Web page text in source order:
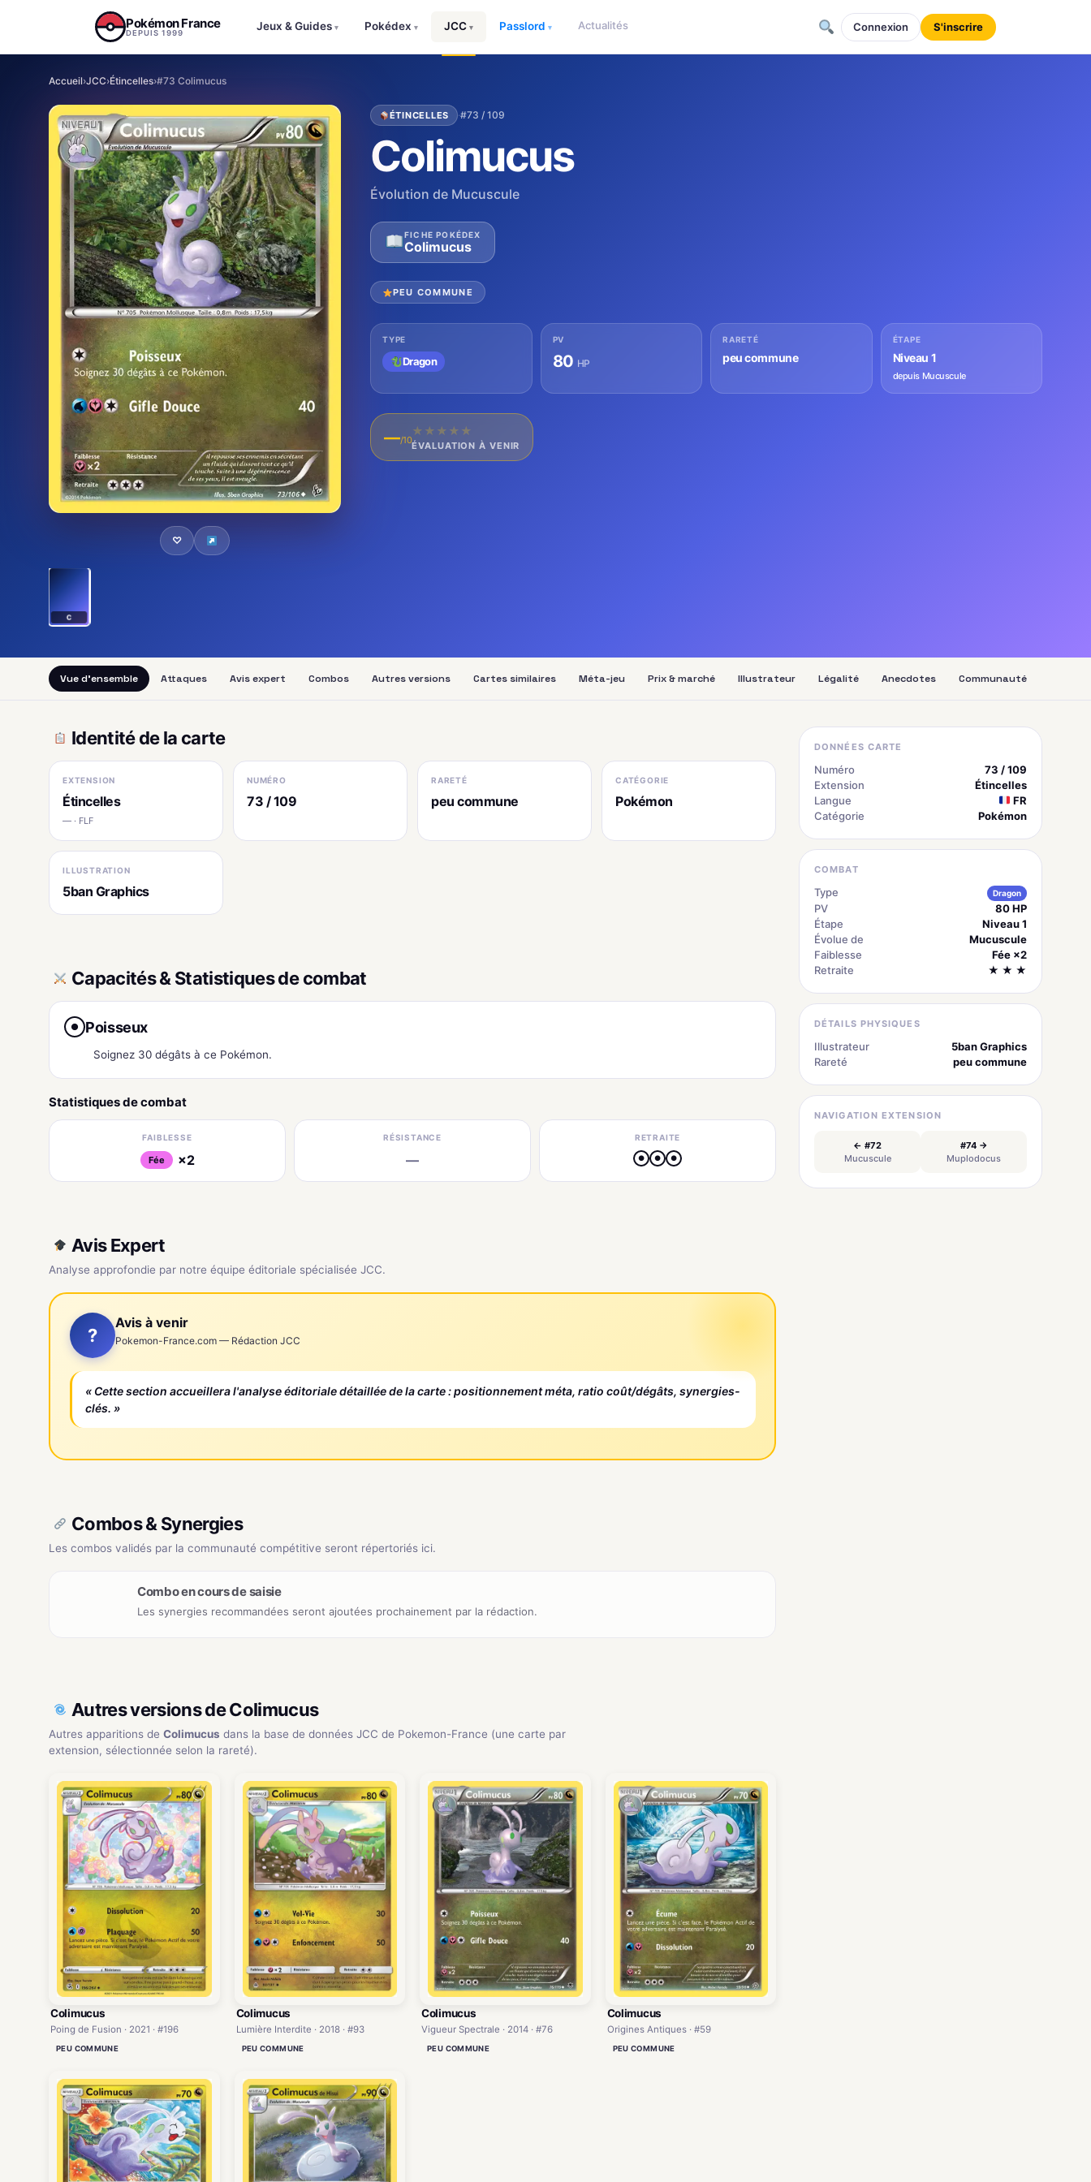
Pokémon France
DEPUIS 1999
Jeux & Guides ▾ Pokédex ▾ JCC ▾ Passlord ▾ Actualités Connexion S'inscrire
Accueil›JCC›Étincelles›#73 Colimucus
♡
C
ÉTINCELLES ·#73 / 109
Colimucus
Évolution de Mucuscule
FICHE POKÉDEX
Colimucus
PEU COMMUNE
TYPE
Dragon
PV
80 HP
RARETÉ
peu commune
ÉTAPE
Niveau 1
depuis Mucuscule
—/10
★ ★ ★ ★ ★
ÉVALUATION À VENIR
Vue d'ensemble Attaques Avis expert Combos Autres versions Cartes similaires Méta-jeu Prix & marché Illustrateur Légalité Anecdotes Communauté
Identité de la carte
EXTENSION
Étincelles
— · FLF
NUMÉRO
73 / 109
RARETÉ
peu commune
CATÉGORIE
Pokémon
ILLUSTRATION
5ban Graphics
Capacités & Statistiques de combat
● Poisseux
Soignez 30 dégâts à ce Pokémon.
Statistiques de combat
FAIBLESSE
Fée ×2
RÉSISTANCE
—
RETRAITE
● ● ●
Avis Expert
Analyse approfondie par notre équipe éditoriale spécialisée JCC.
?
Avis à venir
Pokemon-France.com — Rédaction JCC
« Cette section accueillera l'analyse éditoriale détaillée de la carte : positionnement méta, ratio coût/dégâts, synergies-
clés. »
Combos & Synergies
Les combos validés par la communauté compétitive seront répertoriés ici.
Combo en cours de saisie
Les synergies recommandées seront ajoutées prochainement par la rédaction.
Autres versions de Colimucus
Autres apparitions de Colimucus dans la base de données JCC de Pokemon-France (une carte par
extension, sélectionnée selon la rareté).
Colimucus
Poing de Fusion · 2021 · #196
PEU COMMUNE
Colimucus
Lumière Interdite · 2018 · #93
PEU COMMUNE
Colimucus
Vigueur Spectrale · 2014 · #76
PEU COMMUNE
Colimucus
Origines Antiques · #59
PEU COMMUNE
DONNÉES CARTE
Numéro
73 / 109
Extension
Étincelles
Langue
FR
Catégorie
Pokémon
COMBAT
Type Dragon
PV
80 HP
Étape
Niveau 1
Évolue de
Mucuscule
Faiblesse
Fée ×2
Retraite
★ ★ ★
DÉTAILS PHYSIQUES
Illustrateur
5ban Graphics
Rareté
peu commune
NAVIGATION EXTENSION
← #72
Mucuscule
#74 →
Muplodocus